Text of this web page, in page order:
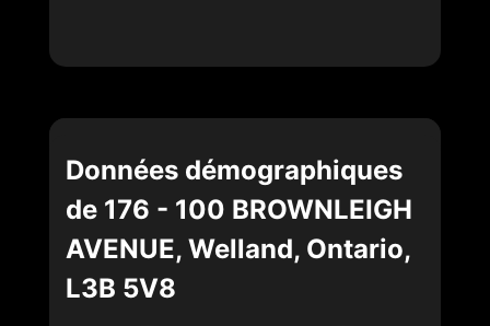
Données démographiques
de 176 - 100 BROWNLEIGH
AVENUE, Welland, Ontario,
L3B 5V8